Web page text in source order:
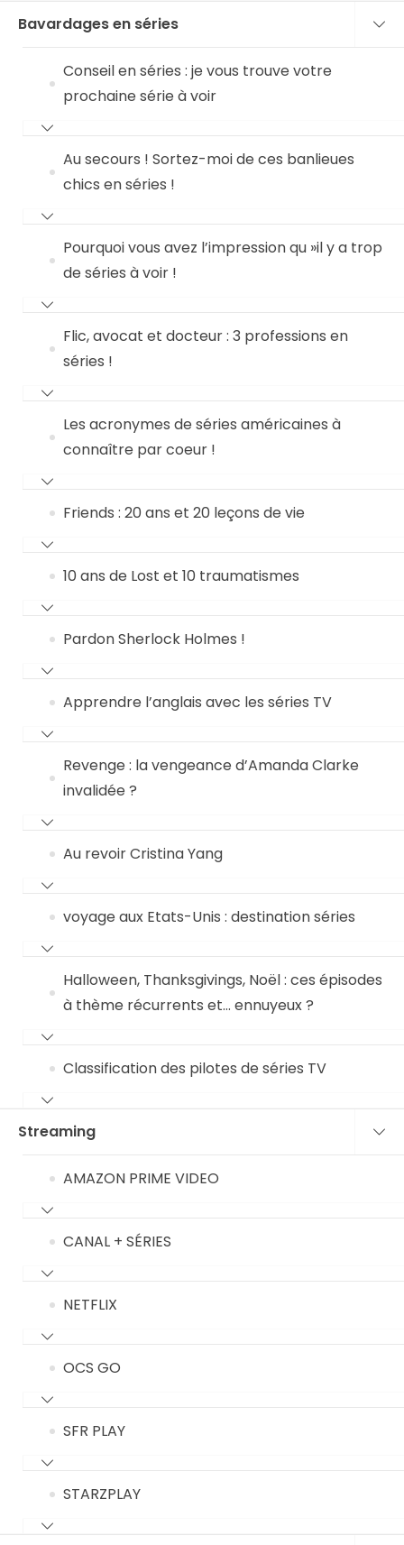
Bavardages en séries
Conseil en séries : je vous trouve votre
prochaine série à voir
Au secours ! Sortez-moi de ces banlieues
chics en séries !
Pourquoi vous avez l’impression qu »il y a trop
de séries à voir !
Flic, avocat et docteur : 3 professions en
séries !
Les acronymes de séries américaines à
connaître par coeur !
Friends : 20 ans et 20 leçons de vie
10 ans de Lost et 10 traumatismes
Pardon Sherlock Holmes !
Apprendre l’anglais avec les séries TV
Revenge : la vengeance d’Amanda Clarke
invalidée ?
Au revoir Cristina Yang
voyage aux Etats-Unis : destination séries
Halloween, Thanksgivings, Noël : ces épisodes
à thème récurrents et… ennuyeux ?
Classification des pilotes de séries TV
Streaming
AMAZON PRIME VIDEO
CANAL + SÉRIES
NETFLIX
OCS GO
SFR PLAY
STARZPLAY